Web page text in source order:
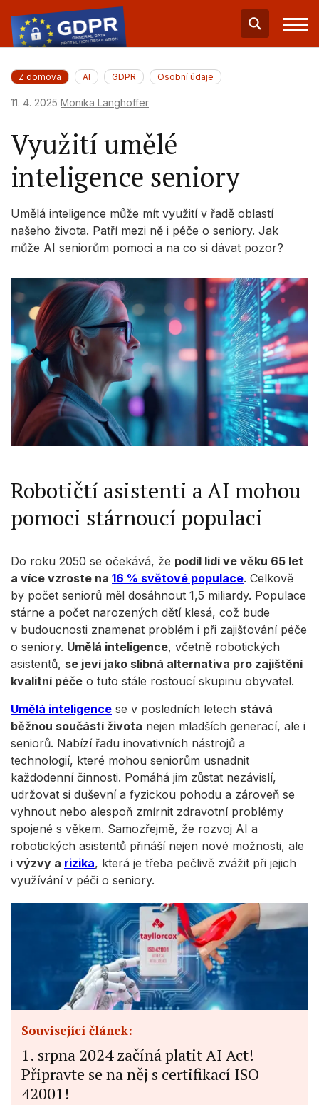
Z domova AI GDPR Osobní údaje
11. 4. 2025 Monika Langhoffer
Využití umělé
inteligence seniory
Umělá inteligence může mít využití v řadě oblastí
našeho života. Patří mezi ně i péče o seniory. Jak
může AI seniorům pomoci a na co si dávat pozor?
Robotičtí asistenti a AI mohou
pomoci stárnoucí populaci
Do roku 2050 se očekává, že podíl lidí ve věku 65 let
a více vzroste na 16 % světové populace. Celkově
by počet seniorů měl dosáhnout 1,5 miliardy. Populace
stárne a počet narozených dětí klesá, což bude
v budoucnosti znamenat problém i při zajišťování péče
o seniory. Umělá inteligence, včetně robotických
asistentů, se jeví jako slibná alternativa pro zajištění
kvalitní péče o tuto stále rostoucí skupinu obyvatel.
Umělá inteligence se v posledních letech stává
běžnou součástí života nejen mladších generací, ale i
seniorů. Nabízí řadu inovativních nástrojů a
technologií, které mohou seniorům usnadnit
každodenní činnosti. Pomáhá jim zůstat nezávislí,
udržovat si duševní a fyzickou pohodu a zároveň se
vyhnout nebo alespoň zmírnit zdravotní problémy
spojené s věkem. Samozřejmě, že rozvoj AI a
robotických asistentů přináší nejen nové možnosti, ale
i výzvy a rizika, která je třeba pečlivě zvážit při jejich
využívání v péči o seniory.
Související článek:
1. srpna 2024 začíná platit AI Act!
Připravte se na něj s certifikací ISO
42001!